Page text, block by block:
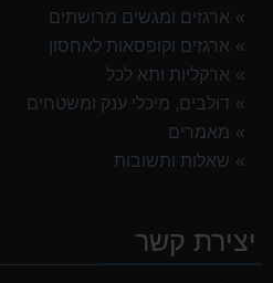
ארגזים ומגשים מרושתים
ארגזים וקופסאות לאחסון
ארקליות ותא לכל
דולבים, מיכלי ענק ומשטחים
מאמרים
שאלות ותשובות
יצירת קשר